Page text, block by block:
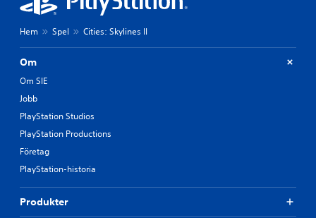
Hem Spel Cities: Skylines II
Om
Om SIE
Jobb
PlayStation Studios
PlayStation Productions
Företag
PlayStation-historia
Produkter